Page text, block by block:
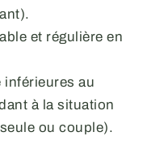
et régulière en
inférieures au
à la situation
ou couple).